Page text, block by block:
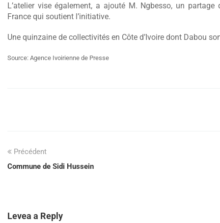
L’atelier vise également, a ajouté M. Ngbesso, un partage
France qui soutient l’initiative.
Une quinzaine de collectivités en Côte d’Ivoire dont Dabou
Source: Agence Ivoirienne de Presse
Précédent
Commune de Sidi Hussein
Levea a Reply